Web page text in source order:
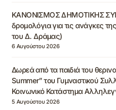
ΚΑΝΟΝΙΣΜΟΣ ΔΗΜΟΤΙΚΗΣ
δρομολόγια για τις ανάγκες
του Δ. Δράμας)
6 Αυγούστου 2026
Δωρεά από τα παιδιά του
Summer” του Γυμναστικού
Κοινωνικό Κατάστημα
5 Αυγούστου 2026